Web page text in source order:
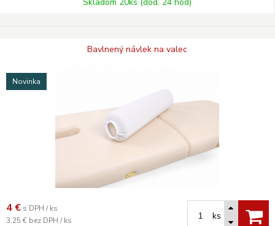
Bavlnený návlek na valec
Novinka
4 € s DPH / ks
3,25 € bez DPH / ks
ks